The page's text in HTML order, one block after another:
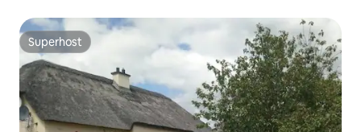
Superhost
Superhost